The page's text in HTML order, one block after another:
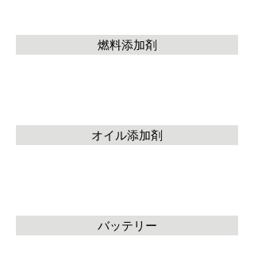
燃料添加剤
オイル添加剤
バッテリー